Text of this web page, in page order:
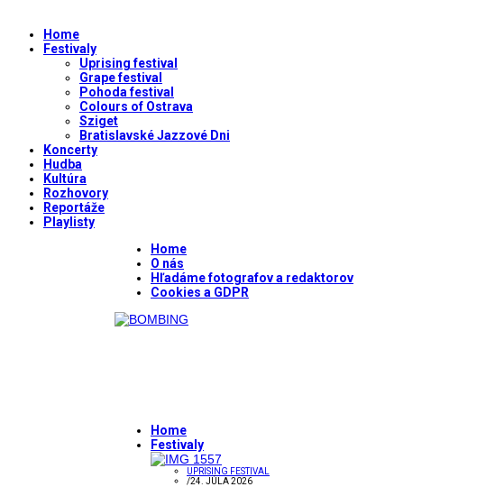
Home
Festivaly
Uprising festival
Grape festival
Pohoda festival
Colours of Ostrava
Sziget
Bratislavské Jazzové Dni
Koncerty
Hudba
Kultúra
Rozhovory
Reportáže
Playlisty
Home
O nás
Hľadáme fotografov a redaktorov
Cookies a GDPR
Home
Festivaly
UPRISING FESTIVAL
/24. JÚLA 2026